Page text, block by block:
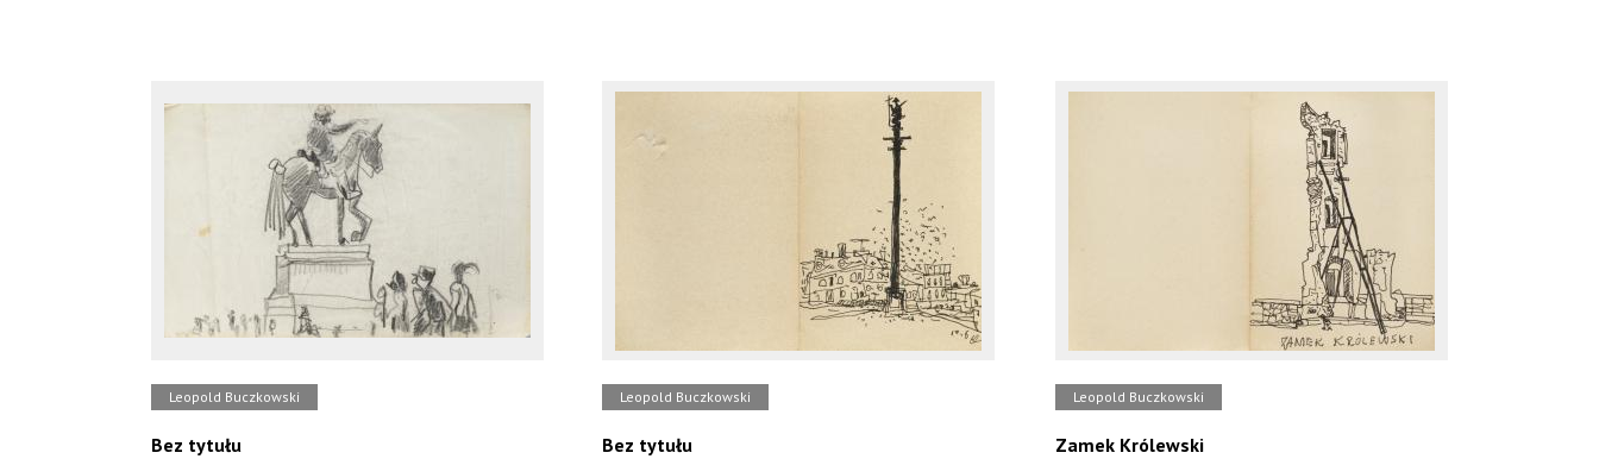
Leopold Buczkowski
Bez tytułu
Leopold Buczkowski
Bez tytułu
Leopold Buczkowski
Zamek Królewski